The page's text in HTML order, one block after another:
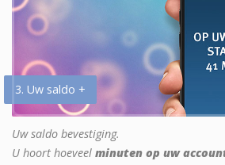
3. Uw saldo +
Uw saldo bevestiging.
U hoort hoeveel minuten op uw